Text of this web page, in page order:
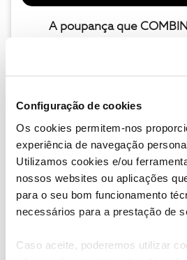
Configuração de cookies
Os cookies permitem-nos
experiência de navegação
Utilizamos cookies e/ou
nossos websites ou aplicações
para o seu bom funcionamento
necessários para a prestação de
Caso aceite, poderemos utilizar
A poupança que
Descubra as novidades de